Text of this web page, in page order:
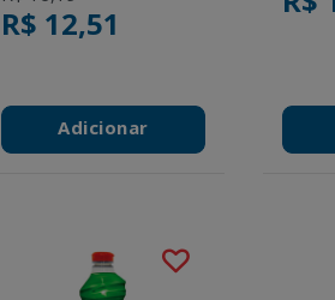
R$ 12,51
Adicionar